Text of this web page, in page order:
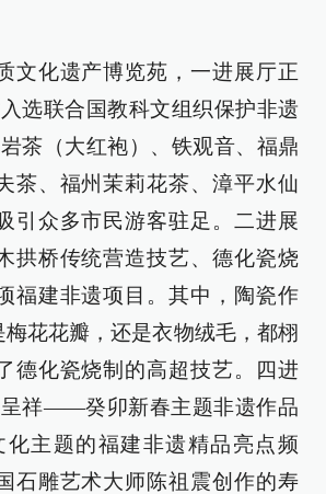
文化遗产博览苑，一进展厅正
选联合国教科文组织保护非遗
茶（大红袍）、铁观音、福鼎
茶、福州茉莉花茶、漳平水仙
引众多市民游客驻足。二进展
拱桥传统营造技艺、德化瓷烧
福建非遗项目。其中，陶瓷作
梅花花瓣，还是衣物绒毛，都栩
德化瓷烧制的高超技艺。四进
呈祥——癸卯新春主题非遗作品
化主题的福建非遗精品亮点频
石雕艺术大师陈祖震创作的寿